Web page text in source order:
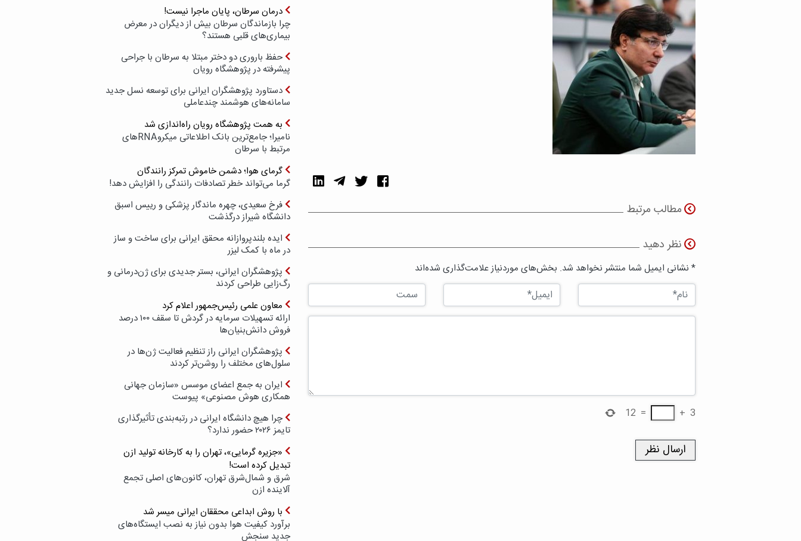
مطالب مرتبط
نظر دهید
* نشانی ایمیل شما منتشر نخواهد شد. بخش‌های موردنیاز علامت‌گذاری شده‌اند
3
+
=
12
درمان سرطان، پایان ماجرا نیست!
چرا بازماندگان سرطان بیش از دیگران در معرض
بیماری‌های قلبی هستند؟
حفظ باروری دو دختر مبتلا به سرطان با جراحی
پیشرفته در پژوهشگاه رویان
دستاورد پژوهشگران ایرانی برای توسعه نسل جدید
سامانه‌های هوشمند چندعاملی
به همت پژوهشگاه رویان راه‌اندازی شد
نامیرا؛ جامع‌ترین بانک اطلاعاتی میکروRNAهای
مرتبط با سرطان
گرمای هوا؛ دشمن خاموش تمرکز رانندگان
گرما می‌تواند خطر تصادفات رانندگی را افزایش دهد!
فرخ سعیدی، چهره ماندگار پزشکی و رییس اسبق
دانشگاه شیراز درگذشت
ایده بلندپروازانه محقق ایرانی برای ساخت و ساز
در ماه با کمک لیزر
پژوهشگران ایرانی، بستر جدیدی برای ژن‌درمانی و
رگ‌زایی طراحی کردند
معاون علمی رئیس‌جمهور اعلام کرد
ارائه تسهیلات سرمایه در گردش تا سقف ۱۰۰ درصد
فروش دانش‌بنیان‌ها
پژوهشگران ایرانی راز تنظیم فعالیت ژن‌ها در
سلول‌های مختلف را روشن‌تر کردند
ایران به جمع اعضای موسس «سازمان جهانی
همکاری هوش مصنوعی» پیوست
چرا هیچ دانشگاه ایرانی در رتبه‌بندی تأثیرگذاری
تایمز ۲۰۲۶ حضور ندارد؟
«جزیره گرمایی»، تهران را به کارخانه تولید ازن
تبدیل کرده است!
شرق و شمال‌شرق تهران، کانون‌های اصلی تجمع
آلاینده ازن
با روش ابداعی محققان ایرانی میسر شد
برآورد کیفیت هوا بدون نیاز به نصب ایستگاه‌های
جدید سنجش